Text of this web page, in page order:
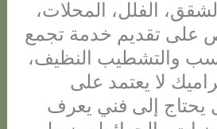
الفلل، المحلات،
على تقديم خدمة تجمع
والتشطيب النظيف،
لا يعتمد على
يحتاج إلى فني يعرف